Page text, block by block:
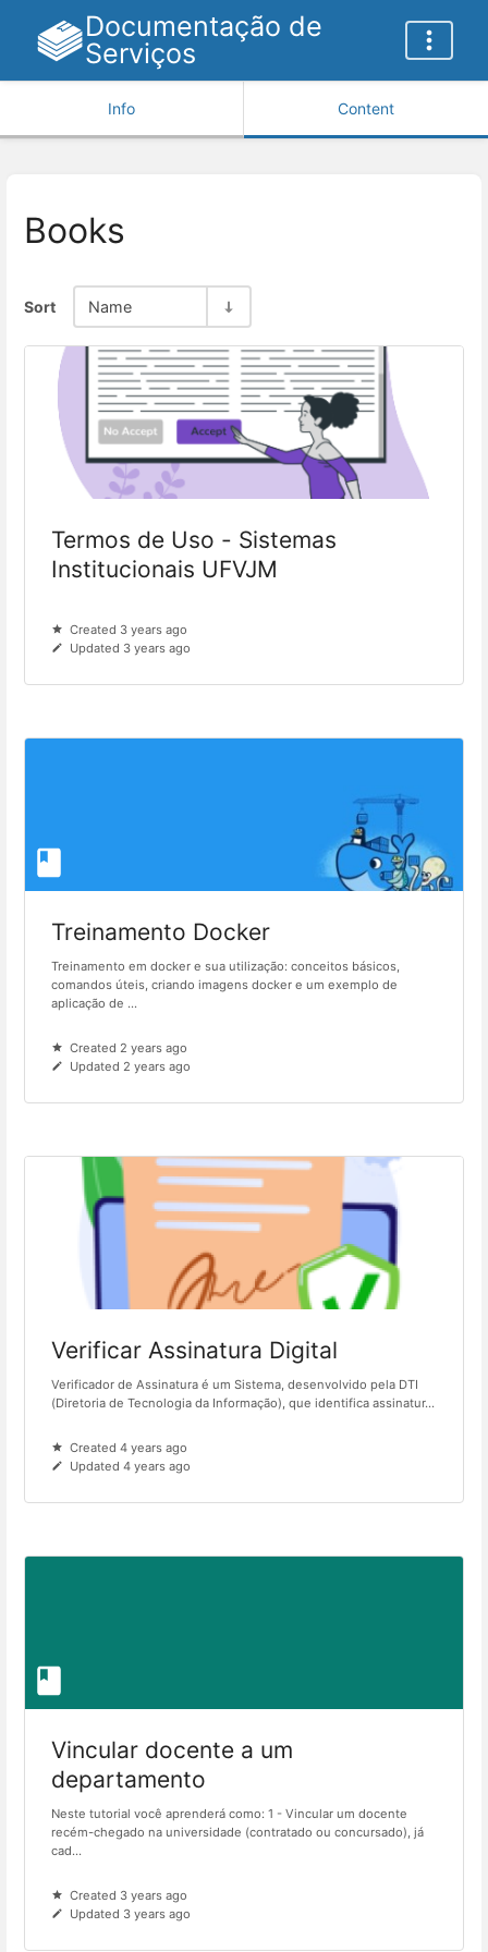
Documentação de
Serviços
Info Content
Books
Sort Name
Termos de Uso - Sistemas
Institucionais UFVJM
Created 3 years ago
Updated 3 years ago
Treinamento Docker
Treinamento em docker e sua utilização: conceitos básicos,
comandos úteis, criando imagens docker e um exemplo de
aplicação de ...
Created 2 years ago
Updated 2 years ago
Verificar Assinatura Digital
Verificador de Assinatura é um Sistema, desenvolvido pela DTI
(Diretoria de Tecnologia da Informação), que identifica assinatur...
Created 4 years ago
Updated 4 years ago
Vincular docente a um
departamento
Neste tutorial você aprenderá como: 1 - Vincular um docente
recém-chegado na universidade (contratado ou concursado), já
cad...
Created 3 years ago
Updated 3 years ago